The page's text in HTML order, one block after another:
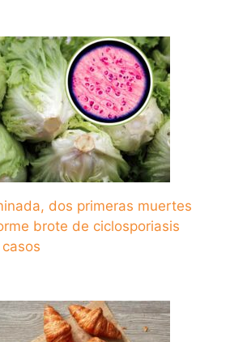
dos primeras muertes
brote de ciclosporiasis